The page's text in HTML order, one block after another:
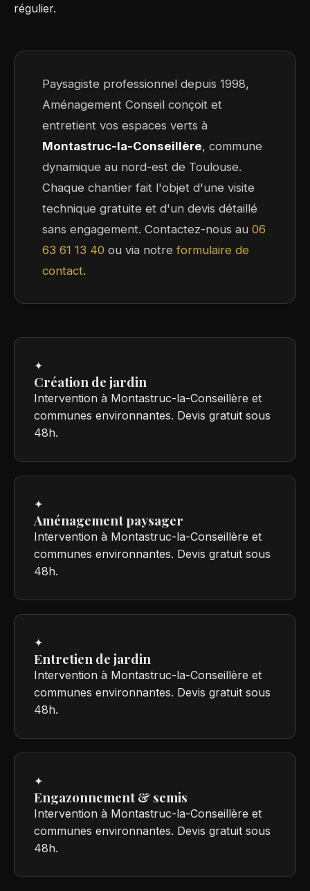
régulier.
Paysagiste professionnel depuis 1998,
Aménagement Conseil conçoit et
entretient vos espaces verts à
Montastruc-la-Conseillère, commune
dynamique au nord-est de Toulouse.
Chaque chantier fait l'objet d'une visite
technique gratuite et d'un devis détaillé
sans engagement. Contactez-nous au 06
63 61 13 40 ou via notreformulaire de
contact.
✦
Création de jardin
Intervention à Montastruc-la-Conseillère et
communes environnantes. Devis gratuit sous
48h.
✦
Aménagement paysager
Intervention à Montastruc-la-Conseillère et
communes environnantes. Devis gratuit sous
48h.
✦
Entretien de jardin
Intervention à Montastruc-la-Conseillère et
communes environnantes. Devis gratuit sous
48h.
✦
Engazonnement & semis
Intervention à Montastruc-la-Conseillère et
communes environnantes. Devis gratuit sous
48h.